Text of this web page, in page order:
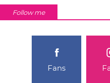
Follow me
Fans